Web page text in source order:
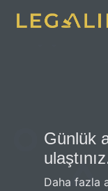
Günlük
Daha fazla